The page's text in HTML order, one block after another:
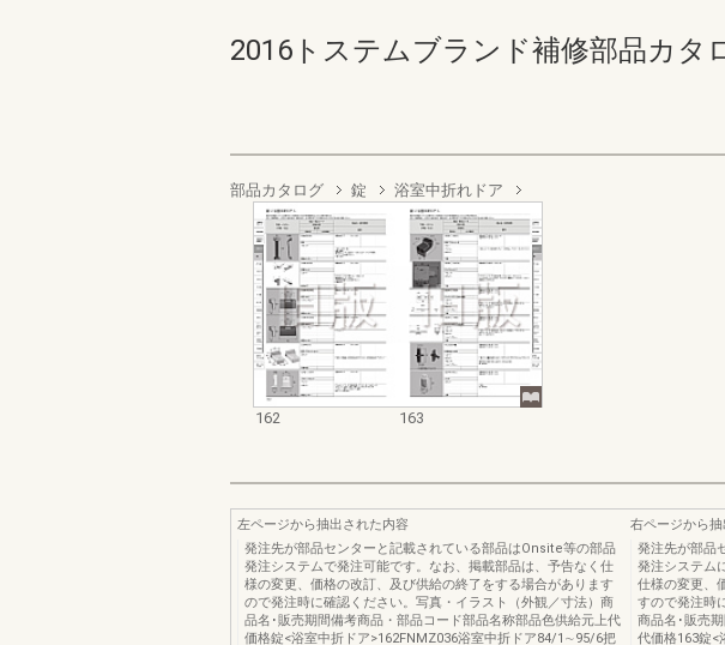
2016トステムブランド補修部品カタ
部品カタログ 錠 浴室中折れドア
162 163
左ページから抽出された内容
発注先が部品センターと記載されている部品はOnsite等の部品
発注システムで発注可能です。なお、掲載部品は、予告なく仕
様の変更、価格の改訂、及び供給の終了をする場合があります
ので発注時に確認ください。写真・イラスト（外観／寸法）商
品名･販売期間備考商品・部品コード部品名称部品色供給元上代
価格錠<浴室中折ドア>162FNMZ036浴室中折ドア84/1∼95/6把
右ページから
発注先が部品
発注システム
仕様の変更、
すので発注時
商品名･販売
代価格163錠<